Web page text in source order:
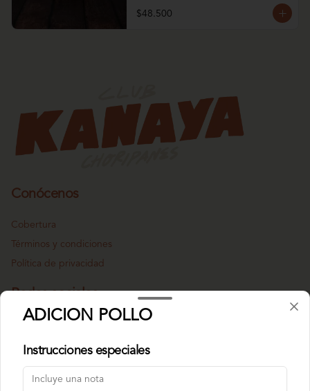
$48.500
Conócenos
Cobertura
Términos y condiciones
Política de privacidad
Redes sociales
ADICION POLLO
Instrucciones especiales